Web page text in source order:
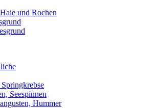
und Rochen
Seespinnen
Hummer